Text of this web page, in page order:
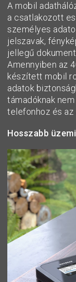
A mobil
a csatlakozott
személyes
jelszavak,
jellegű
Amennyiben az
készített mobil
adatok
támadóknak
telefonhoz és
Hosszabb